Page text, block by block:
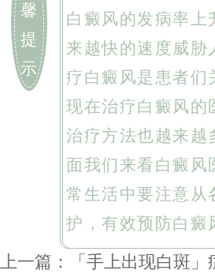
馨
提
示
白癜风的发病率上
来越快的速度威胁
疗白癜风是患者们
现在治疗白癜风的
治疗方法也越来越
面我们来看白癜风
常生活中要注意从
护，有效预防白癜
上一篇：
「手上出现白斑